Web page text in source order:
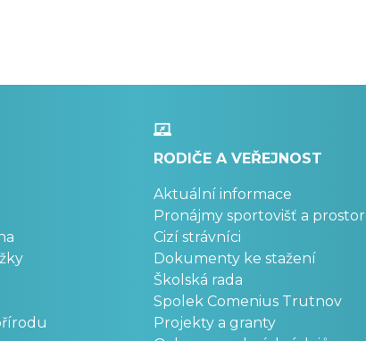
RODIČE A VEŘEJNOST
Aktuální informace
Pronájmy sportovišť a prostor
Cizí strávníci
Dokumenty ke stažení
Školská rada
Spolek Comenius Trutnov
Projekty a granty